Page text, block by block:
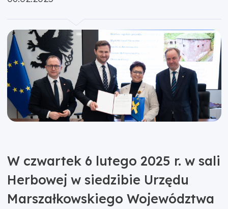
W czwartek 6 lutego 2025 r. w sali
Herbowej w siedzibie Urzędu
Marszałkowskiego Województwa